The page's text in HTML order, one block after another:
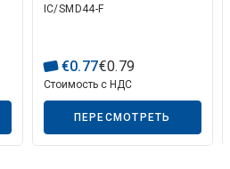
IC/SMD44-F
€0.77€0.79
Стоимость с НДС
ПЕРЕСМОТРЕТЬ